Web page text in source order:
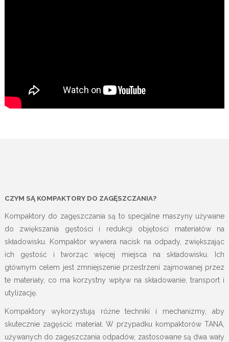
CZYM SĄ KOMPAKTORY DO ZAGĘSZCZANIA?
Kompaktory do zagęszczania są to specjalne maszyny używane
do zwiększania gęstości i redukcji objętości materiałów na
składowisku. Kompaktor wywiera nacisk na odpady, zwiększając
ich gęstość i tworząc więcej miejsca na składowisku. Ich
głównym celem jest zmniejszenie przestrzeni zajmowanej przez
te materiały, co ma korzystny wpływ na składowanie, transport i
utylizację.
Kompaktory wykorzystują różne techniki i mechanizmy, aby
skutecznie zagęścić materiał. W przypadku kompaktorów TANA,
używanych do zagęszczania odpadów, zastosowane są dwa wały